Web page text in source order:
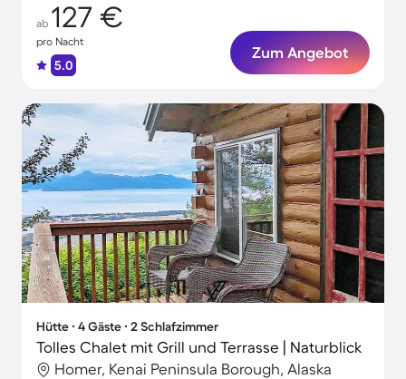
ab 127 €
pro Nacht
5.0
Zum Angebot
Hütte ∙ 4 Gäste ∙ 2 Schlafzimmer
Tolles Chalet mit Grill und Terrasse | Naturblick
Homer, Kenai Peninsula Borough, Alaska